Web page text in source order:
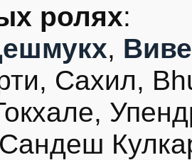
ролях:
,
Сахил,